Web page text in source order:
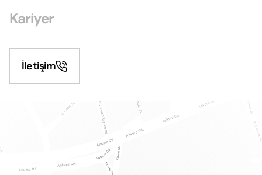
Kariyer
İletişim